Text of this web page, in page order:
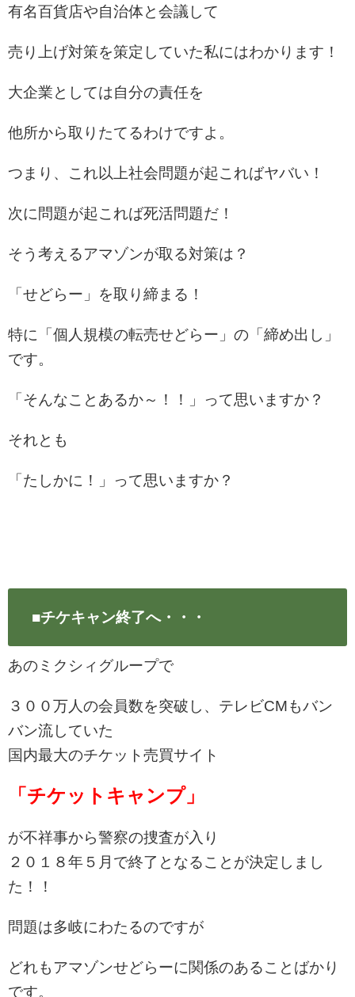
有名百貨店や自治体と会議して
売り上げ対策を策定していた私にはわかります！
大企業としては自分の責任を
他所から取りたてるわけですよ。
つまり、これ以上社会問題が起こればヤバい！
次に問題が起これば死活問題だ！
そう考えるアマゾンが取る対策は？
「せどらー」を取り締まる！
特に「個人規模の転売せどらー」の「締め出し」
です。
「そんなことあるか～！！」って思いますか？
それとも
「たしかに！」って思いますか？
■チケキャン終了へ・・・
あのミクシィグループで
３００万人の会員数を突破し、テレビCMもバン
バン流していた
国内最大のチケット売買サイト
「チケットキャンプ」
が不祥事から警察の捜査が入り
２０１８年５月で終了となることが決定しまし
た！！
問題は多岐にわたるのですが
どれもアマゾンせどらーに関係のあることばかり
です。